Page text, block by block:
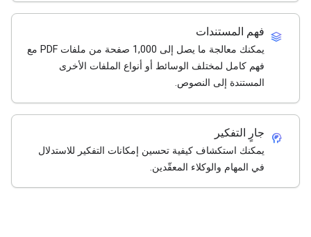
stacks فهم المستندات
يمكنك معالجة ما يصل إلى 1,000 صفحة من ملفات PDF مع
فهم كامل لمختلف الوسائط أو أنواع الملفات الأخرى
المستندة إلى النصوص.
cognition_2 جارٍ التفكير
يمكنك استكشاف كيفية تحسين إمكانات التفكير للاستدلال
في المهام والوكلاء المعقّدين.